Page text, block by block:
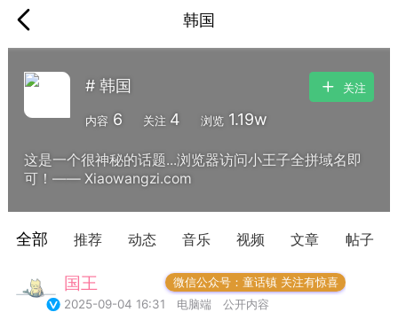
韩国
# 韩国
内容 6 关注 4 浏览 1.19w
关注
这是一个很神秘的话题...浏览器访问小王子全拼域名即
可！—— Xiaowangzi.com
全部 推荐 动态 音乐 视频 文章 帖子
国王
微信公众号：童话镇 关注有惊喜
2025-09-04 16:31
电脑端 公开内容